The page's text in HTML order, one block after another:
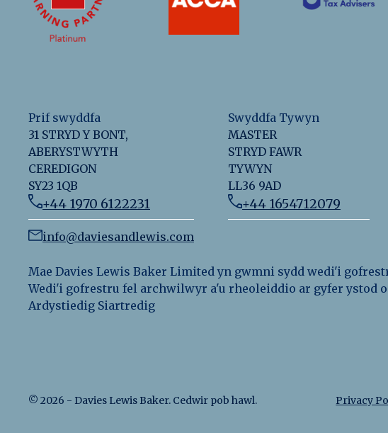
Prif swyddfa
31 STRYD Y BONT,
ABERYSTWYTH
CEREDIGON
SY23 1QB
+44 1970 6122231
info@daviesandlewis.com
Swyddfa Tywyn
MASTER
STRYD FAWR
TYWYN
LL36 9AD
+44 1654712079
Mae Davies Lewis Baker Limited yn gwmni sydd wedi'i
Wedi'i gofrestru fel archwilwyr a'u rheoleiddio ar gyfer ystod
Ardystiedig Siartredig
© 2026 - Davies Lewis Baker. Cedwir pob hawl. Privacy